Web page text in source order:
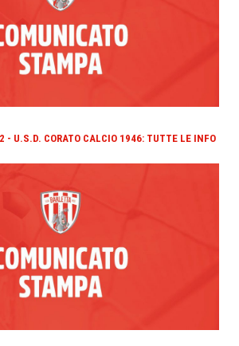
- U.S.D. CORATO CALCIO 1946: TUTTE LE INFO